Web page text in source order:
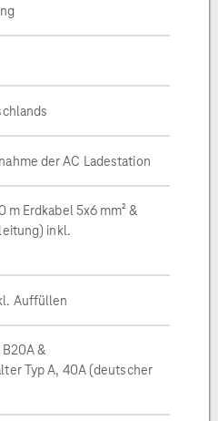
der AC Ladestation
m Erdkabel 5x6 mm² &
inkl.
Auffüllen
&
Typ A, 40A (deutscher